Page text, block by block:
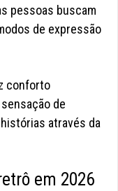
pessoas buscam
de expressão
conforto
de
através da
em 2026